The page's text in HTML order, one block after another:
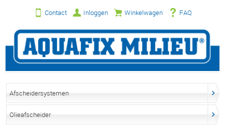
Contact Inloggen Winkelwagen FAQ
Afscheidersystemen
Olieafscheider